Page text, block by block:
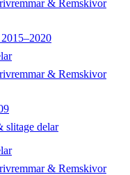
& Remskivor
& Remskivor
slitage delar
& Remskivor